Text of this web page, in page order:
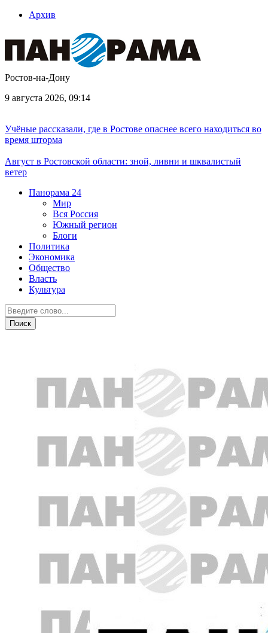
Архив
Ростов-на-Дону
9 августа 2026, 09:14
Учёные рассказали, где в Ростове опаснее всего находиться во
время шторма
Август в Ростовской области: зной, ливни и шквалистый
ветер
Панорама 24
Мир
Вся Россия
Южный регион
Блоги
Политика
Экономика
Общество
Власть
Культура